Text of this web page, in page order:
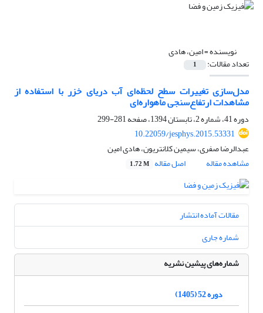
نویسنده =امین، هادی
تعداد مقالات: 1
مدل‌سازی تغییرات سطح لحظه‌ای آب دریای خزر با استفاده از
مشاهدات ارتفاع‌سنجی ماهواره‌ای
دوره 41، شماره 2، تابستان 1394، صفحه
281-299
10.22059/jesphys.2015.53331
عبدالرضا صفری، سیمین کلانتریون، هادی امین
مشاهده مقاله
اصل مقاله 1.72 M
مقالات آماده انتشار
شماره جاری
شماره‌های پیشین نشریه
دوره 52 (1405)